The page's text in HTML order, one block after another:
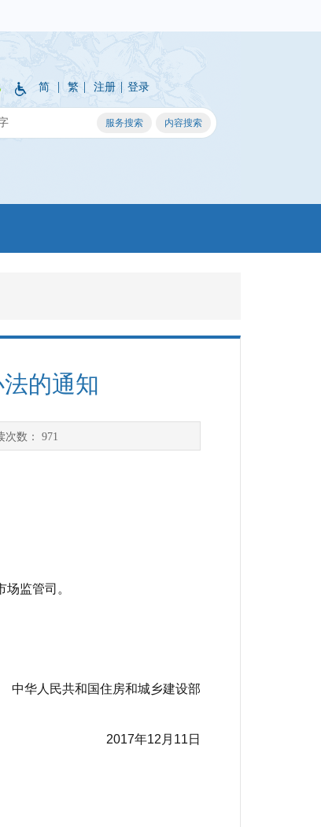
简 | 繁 | 注册 | 登录
的通知
数： 971
监管司。
中华人民共和国住房和城乡建设部
2017年12月11日